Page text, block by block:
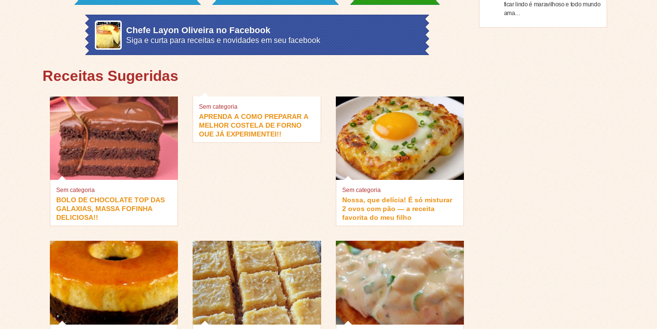
Chefe Layon Oliveira no Facebook
Siga e curta para receitas e novidades em seu facebook
Receitas Sugeridas
Sem categoria
BOLO DE CHOCOLATE TOP DAS
GALAXIAS, MASSA FOFINHA
DELICIOSA!!
Sem categoria
APRENDA A COMO PREPARAR A
MELHOR COSTELA DE FORNO
QUE JÁ EXPERIMENTEI!!
Sem categoria
Nossa, que delícia! É só misturar
2 ovos com pão — a receita
favorita do meu filho
ficar lindo é maravilhoso e todo mundo
ama…